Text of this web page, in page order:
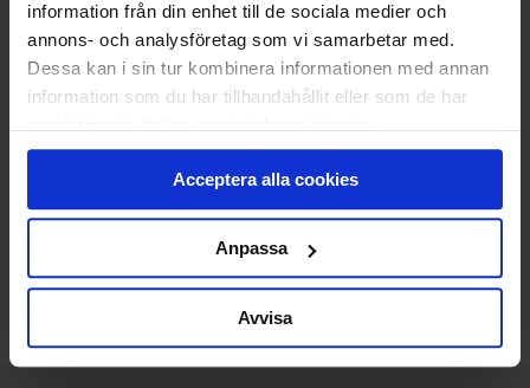
information från din enhet till de sociala medier och
annons- och analysföretag som vi samarbetar med.
Dessa kan i sin tur kombinera informationen med annan
information som du har tillhandahållit eller som de har
Acceptera alla cookies
Anpassa
Avvisa
Klicka härför att se vad som ingår i ett
standardmontage.
Pris 24 100KR
Lägg i varukorg